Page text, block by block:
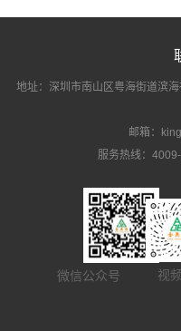
地址：深圳市南山区粤海街道滨
邮箱：
服务热线：
微信公众号 视